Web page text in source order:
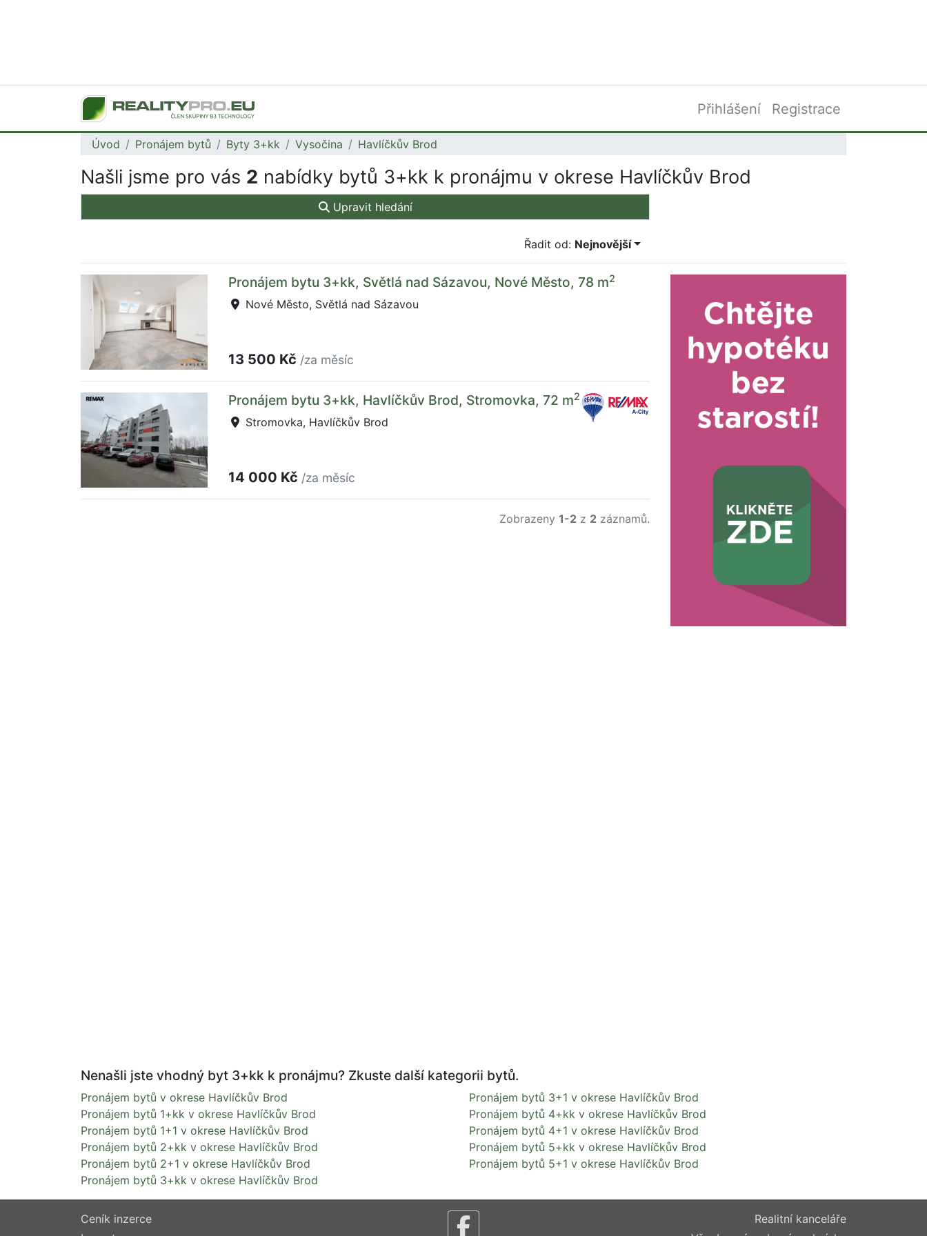
Přihlášení Registrace
Úvod Pronájem bytů Byty 3+kk Vysočina Havlíčkův Brod
Našli jsme pro vás 2 nabídky bytů 3+kk k pronájmu v okrese Havlíčkův Brod
Upravit hledání
Řadit od: Nejnovější
Pronájem bytu 3+kk, Světlá nad Sázavou, Nové Město, 78 m2
Nové Město, Světlá nad Sázavou
13 500 Kč /za měsíc
Pronájem bytu 3+kk, Havlíčkův Brod, Stromovka, 72 m2
Stromovka, Havlíčkův Brod
14 000 Kč /za měsíc
Zobrazeny 1-2 z 2 záznamů.
Nenašli jste vhodný byt 3+kk k pronájmu? Zkuste další kategorii bytů.
Pronájem bytů v okrese Havlíčkův Brod
Pronájem bytů 1+kk v okrese Havlíčkův Brod
Pronájem bytů 1+1 v okrese Havlíčkův Brod
Pronájem bytů 2+kk v okrese Havlíčkův Brod
Pronájem bytů 2+1 v okrese Havlíčkův Brod
Pronájem bytů 3+kk v okrese Havlíčkův Brod
Pronájem bytů 3+1 v okrese Havlíčkův Brod
Pronájem bytů 4+kk v okrese Havlíčkův Brod
Pronájem bytů 4+1 v okrese Havlíčkův Brod
Pronájem bytů 5+kk v okrese Havlíčkův Brod
Pronájem bytů 5+1 v okrese Havlíčkův Brod
Ceník inzerce
Realitní kanceláře